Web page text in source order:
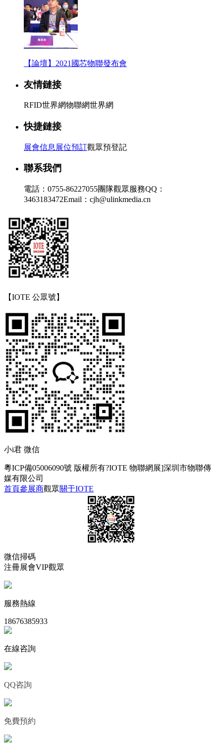
【論壇】2021國芯物聯發布會
友情鏈接
RFID世界網物聯網世界網
快捷鏈接
展會信息 展位預訂觀眾預登記
聯系我們
電話：0755-86227055團隊觀眾服務QQ：
3463183472Email：cjh@ulinkmedia.cn
【IOTE 公眾號】
小i君 微信
粵ICP備05006090號 版權所有?IOTE 物聯網展]深圳市物聯傳
媒有限公司
首頁參展商觀眾關于IOTE
微信掃碼
注冊展會VIP觀眾
服務熱線
18676385933
在線咨詢
QQ咨詢
免費預約